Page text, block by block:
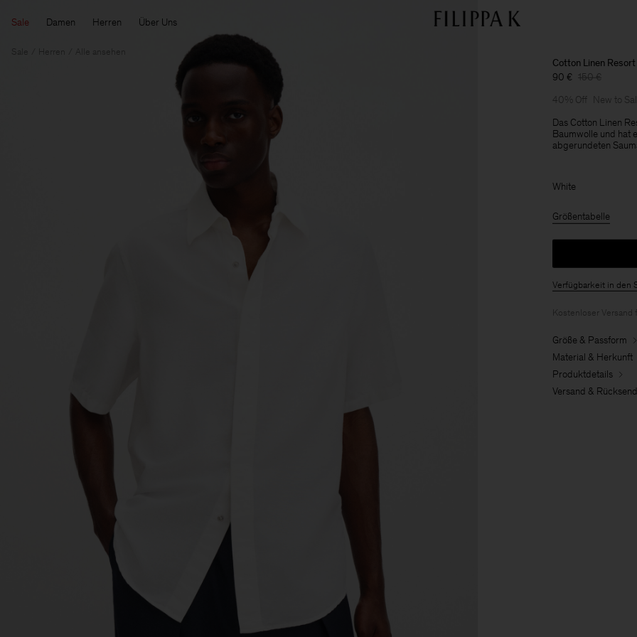
Sale Damen Herren Über Uns
Sale Herren Alle ansehen
Cotton Linen
90 € 150 €
40% Off
New to
Das Cotton Linen
Baumwolle und hat
abgerundeten
White
Größentabelle
Verfügbarkeit in den
Kostenloser Versand
Größe & Passform
Material & Herkunft
Produktdetails
Versand &